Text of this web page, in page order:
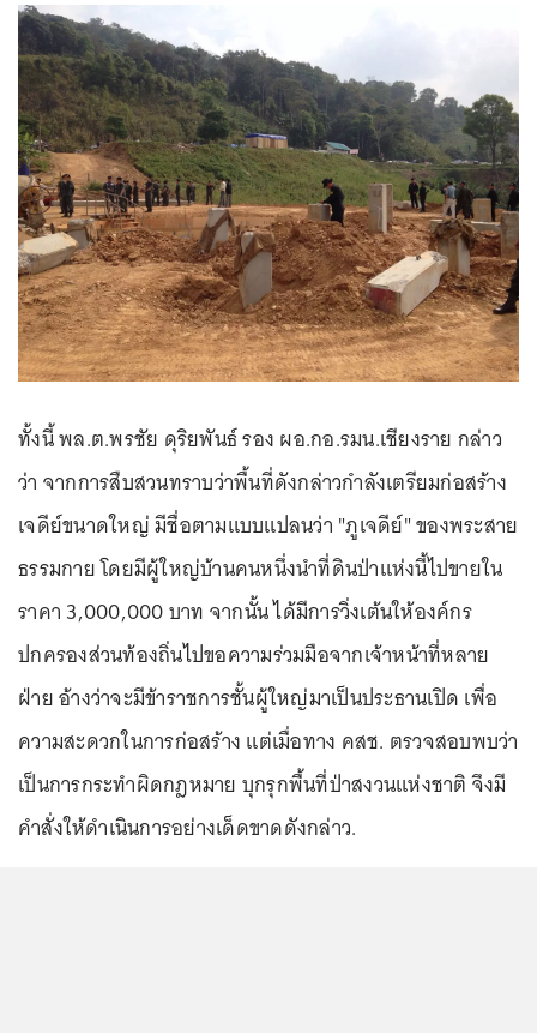
ทั้งนี้ พล.ต.พรชัย ดุริยพันธ์ รอง ผอ.กอ.รมน.เชียงราย กล่าว
ว่า จากการสืบสวนทราบว่าพื้นที่ดังกล่าวกำลังเตรียมก่อสร้าง
เจดีย์ขนาดใหญ่ มีชื่อตามแบบแปลนว่า "ภูเจดีย์" ของพระสาย
ธรรมกาย โดยมีผู้ใหญ่บ้านคนหนึ่งนำที่ดินป่าแห่งนี้ไปขายใน
ราคา 3,000,000 บาท จากนั้น ได้มีการวิ่งเต้นให้องค์กร
ปกครองส่วนท้องถิ่นไปขอความร่วมมือจากเจ้าหน้าที่หลาย
ฝ่าย อ้างว่าจะมีข้าราชการชั้นผู้ใหญ่มาเป็นประธานเปิด เพื่อ
ความสะดวกในการก่อสร้าง แต่เมื่อทาง คสช. ตรวจสอบพบว่า
เป็นการกระทำผิดกฎหมาย บุกรุกพื้นที่ป่าสงวนแห่งชาติ จึงมี
คำสั่งให้ดำเนินการอย่างเด็ดขาดดังกล่าว.